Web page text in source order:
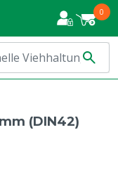
0
(DIN42)